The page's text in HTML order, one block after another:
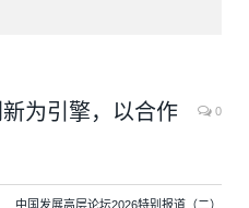
为引擎，以合作
0
中国发展高层论坛2026特别报道（二）